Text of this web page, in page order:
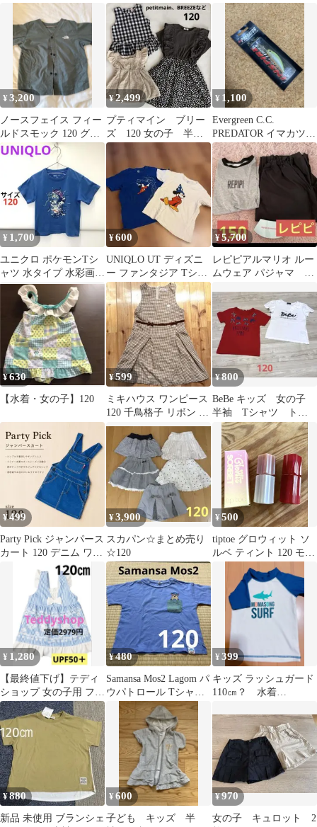
レッド ジャンバー
110サイズ
¥3,200
ノースフェイス フィー
ルドスモック 120 グリ
ーン 薄手 ナイロン 美
¥2,499
プティマイン ブリー
ズ 120 女の子 半
袖 ワンピース 3枚
¥ 1,100
Evergreen C.C.
PREDATOR イマカツレ
モン
¥ 1,700
ユニクロ ポケモンTシ
ャツ 水タイプ 水彩画
120cm キッズ服 青Tシ
¥600
UNIQLO UT ディズニ
ー ファンタジア Tシャ
ツ 2枚セット
¥5,700
レピピアルマリオ ルー
ムウェア パジャマ 新
¥630
【水着・女の子】120
¥599
ミキハウス ワンピース
120 千鳥格子 リボン 秋
冬 女の子
¥800
BeBe キッズ 女の子
半袖 Tシャツ トッ
プス 2枚セット 120サ
イズ
¥499
Party Pick ジャンパース
カート 120 デニム ワン
¥3,900
スカパン☆まとめ売り
☆120
¥500
tiptoe グロウィット ソ
ルベ ティント 120 モカ
ホイップ 107
¥ 1,280
【最終値下げ】テディ
ショップ 女の子用 フリ
ルリボン 水着 120
㎝ 水色 青
¥480
Samansa Mos2 Lagom パ
ウパトロール Tシャツ
¥399
キッズ ラッシュガード
110㎝？ 水着
メ柄
¥880
新品 未使用 ブランシェ
¥600
子ども キッズ 半
¥970
女の子 キュロット 2